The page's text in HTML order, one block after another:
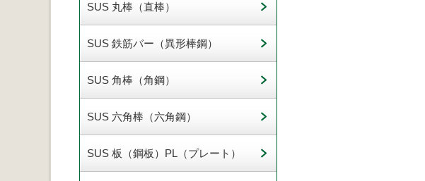
SUS 丸棒（直棒）
SUS 鉄筋バー（異形棒鋼）
SUS 角棒（角鋼）
SUS 六角棒（六角鋼）
SUS 板（鋼板）PL（プレート）